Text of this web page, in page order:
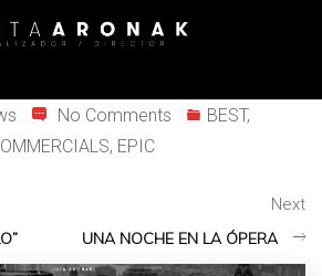
No Comments BEST,
, EPIC
Next
UNA NOCHE EN LA ÓPERA